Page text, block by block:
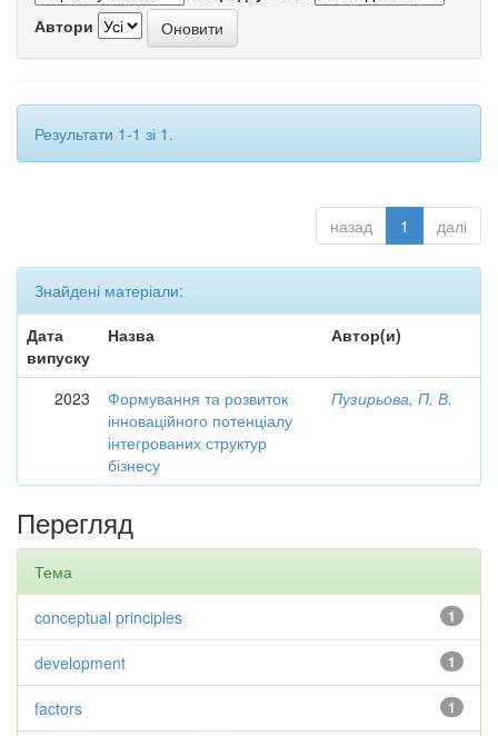
Автори
Результати 1-1 зі 1.
назад 1 далі
Знайдені матеріали:
Дата
випуску
Назва Автор(и)
2023
Формування та розвиток
інноваційного потенціалу
інтегрованих структур
бізнесу
Пузирьова, П. В.
Перегляд
Тема
1
conceptual principles
1
development
1
factors